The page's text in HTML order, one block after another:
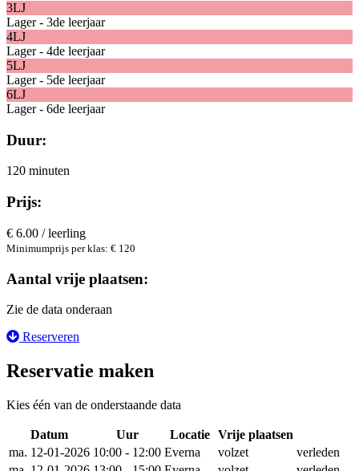
3LJ
Lager - 3de leerjaar
4LJ
Lager - 4de leerjaar
5LJ
Lager - 5de leerjaar
6LJ
Lager - 6de leerjaar
Duur:
120 minuten
Prijs:
€ 6.00 / leerling
Minimumprijs per klas: € 120
Aantal vrije plaatsen:
Zie de data onderaan
Reserveren
Reservatie maken
Kies één van de onderstaande data
Datum Uur Locatie Vrije plaatsen
ma. 12-01-2026 10:00 - 12:00 Everna volzet
verleden